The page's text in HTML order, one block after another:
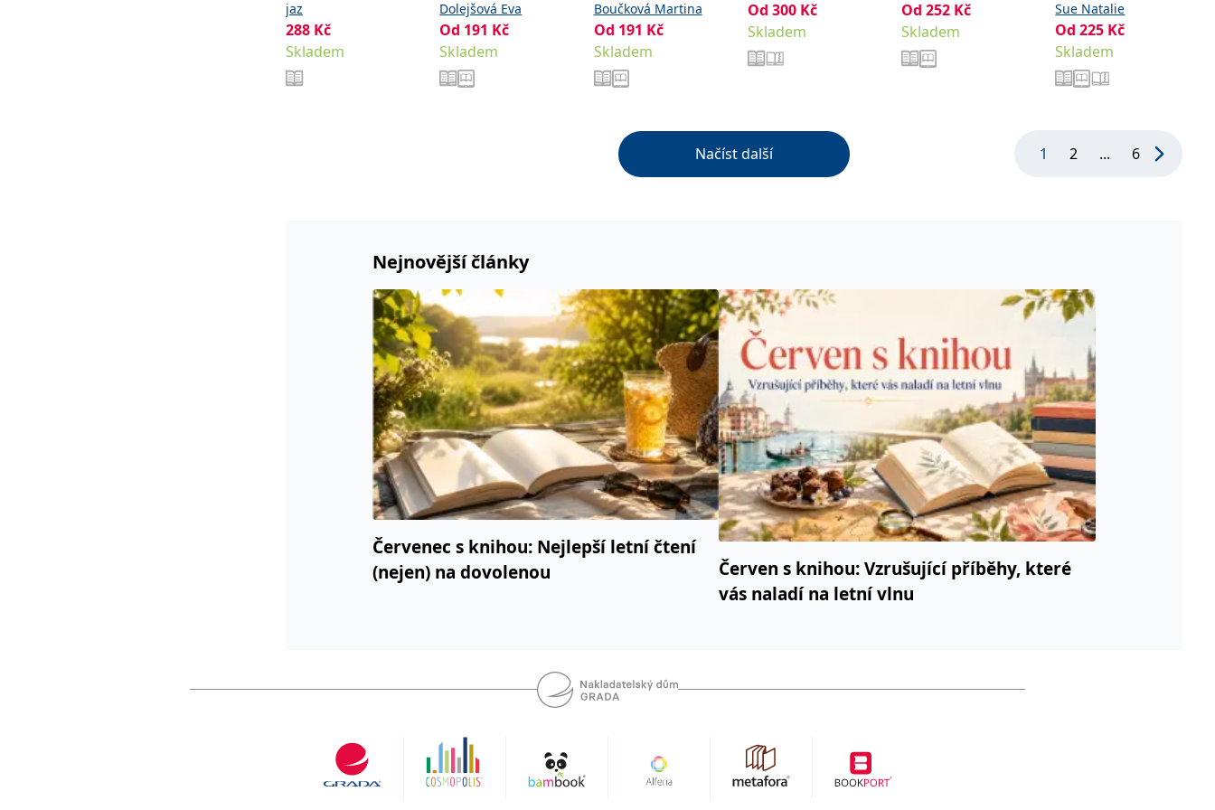
jaz
288 Kč
Skladem
Dolejšová Eva
Od 191 Kč
Skladem
Boučková Martina
Od 191 Kč
Skladem
Od 300 Kč
Skladem
Od252 Kč
Skladem
Sue Natalie
Od225 Kč
Skladem
Načíst další 1 2 ... 6
Nejnovější články
Červenec s knihou: Nejlepší letní čtení
(nejen) na dovolenou
Červen s knihou: Vzrušující příběhy, které
vás naladí na letní vlnu